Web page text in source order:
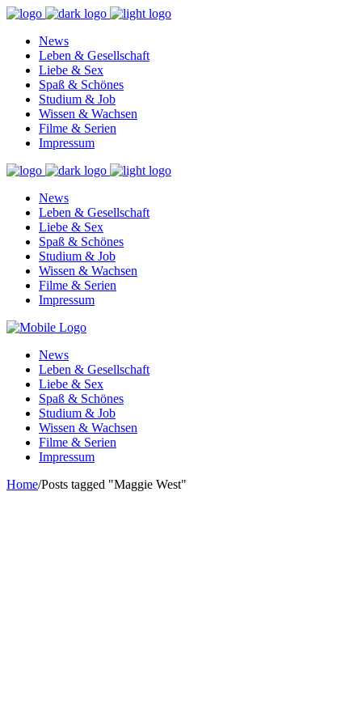
News
Leben & Gesellschaft
Liebe & Sex
Spaß & Schönes
Studium & Job
Wissen & Wachsen
Filme & Serien
Impressum
News
Leben & Gesellschaft
Liebe & Sex
Spaß & Schönes
Studium & Job
Wissen & Wachsen
Filme & Serien
Impressum
News
Leben & Gesellschaft
Liebe & Sex
Spaß & Schönes
Studium & Job
Wissen & Wachsen
Filme & Serien
Impressum
Home/Posts tagged "Maggie West"